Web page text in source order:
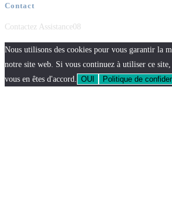
Contact
Contactez Assistance08
Nous utilisons des cookies pour vous garantir la
notre site web. Si vous continuez à utiliser ce site,
vous en êtes d'accord. OUI Politique de